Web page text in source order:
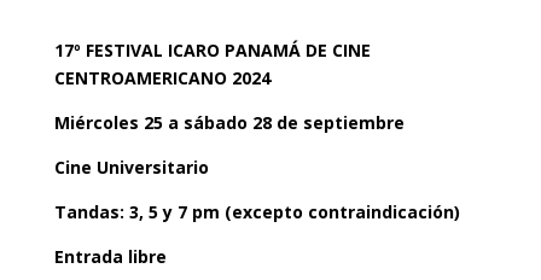
17º FESTIVAL ICARO PANAMÁ DE CINE
CENTROAMERICANO 2024
Miércoles 25 a sábado 28 de septiembre
Cine Universitario
Tandas: 3, 5 y 7 pm (excepto contraindicación)
Entrada libre